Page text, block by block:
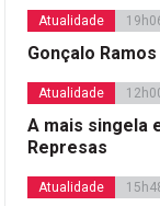
Atualidade
Gonçalo
Atualidade
A mais singela
Represas
Atualidade